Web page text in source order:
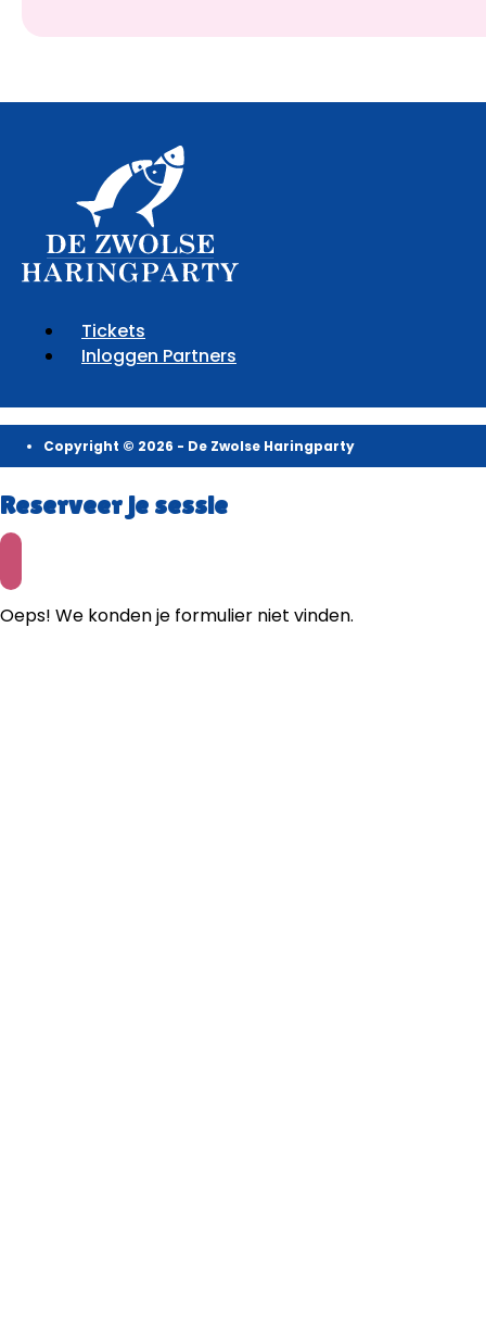
Tickets
Inloggen Partners
Copyright © 2026 - De Zwolse Haringparty
Reserveer je sessie
Oeps! We konden je formulier niet vinden.